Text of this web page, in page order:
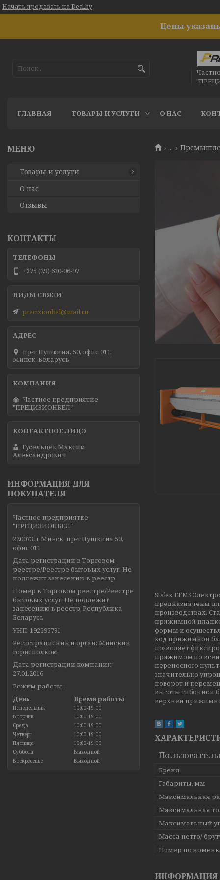
Начать продавать на Deal.by
Цены
ГЛАВНАЯ ТОВАРЫ И УСЛУГИ О НАС
...
Stalex EFMS
предназначены
производствах.
прижимной
формы и
ход прижимной
позволяет
прижимом по
переносного
значительно
поворот и
высоты гибочной
верхней
Бренд
Габариты, мм
Максимальная
Максимальная
Максимальный
Масса нетто/
Номер по
ИНФОРМАЦИЯ
Товары и услуги
О нас
Отзывы
КОНТАКТЫ
+375 (29) 630-06-97
precizionbel@mail.ru
пр-т Пушкина, 50, офис 011,
Минск, Беларусь
Частное предприятие
"ПРЕЦИЗИОНБЕЛ"
Гусельцев Максим
Александрович
ИНФОРМАЦИЯ ДЛЯ
ПОКУПАТЕЛЯ
Частное предприятие
"ПРЕЦИЗИОНБЕЛ"
220073, г.Минск, пр-т Пушкина 50,
офис 011
Дата регистрации в Торговом
реестре/Реестре бытовых услуг: Не
подлежит занесению в реестр
Номер в Торговом реестре/Реестре
бытовых услуг: Не подлежит
занесению в реестр, Республика
Беларусь
УНП: 192595791
Регистрационный орган: Минский
горисполком
Дата регистрации компании:
27.01.2016
Режим работы:
День
Время работы
Понедельник
10:00-19:00
Вторник
10:00-19:00
Среда
10:00-19:00
Четверг
10:00-19:00
Пятница
10:00-19:00
Суббота
Выходной
Воскресенье
Выходной